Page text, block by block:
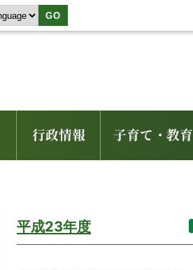
GO
行政情報 子育て・教育
平成23年度